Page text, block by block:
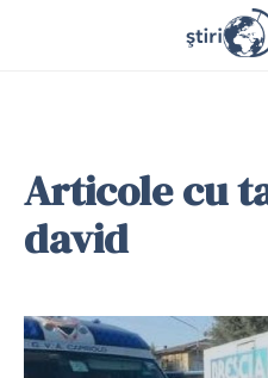
Articole cu
david